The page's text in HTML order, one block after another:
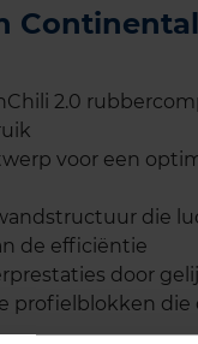
Continental
2.0
voor een
die
de efficiëntie
door
profielblokken